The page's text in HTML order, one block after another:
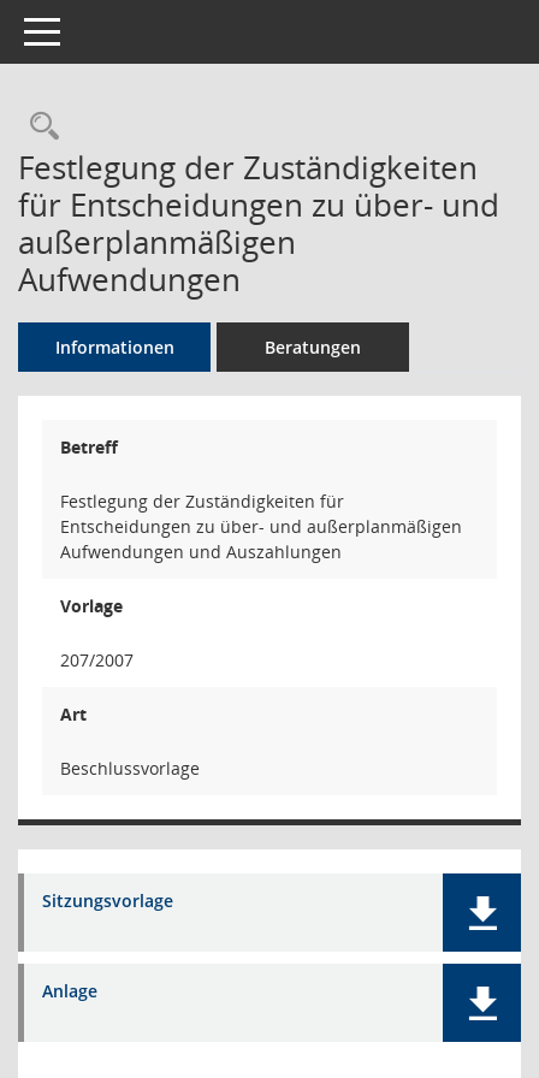
Toggle navigation
Rechercheauswahl
Festlegung der Zuständigkeiten
für Entscheidungen zu über- und
außerplanmäßigen
Aufwendungen
Informationen Beratungen
Betreff
Festlegung der Zuständigkeiten für
Entscheidungen zu über- und außerplanmäßigen
Aufwendungen und Auszahlungen
Vorlage
207/2007
Art
Beschlussvorlage
Sitzungsvorlage
Anlage